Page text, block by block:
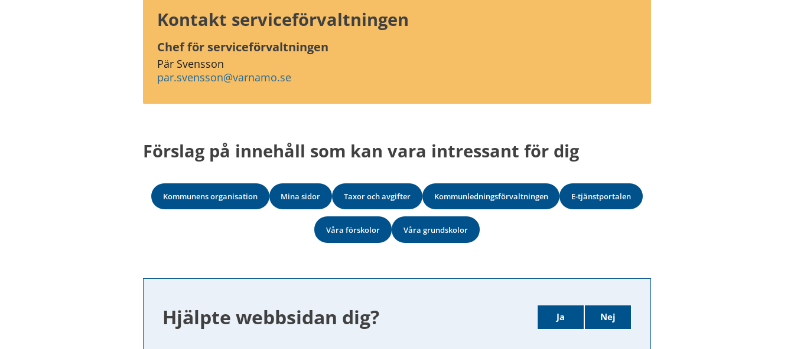
Kontakt serviceförvaltningen
Chef för serviceförvaltningen
Pär Svensson
par.svensson@varnamo.se
Förslag på innehåll som kan vara intressant för dig
Kommunens organisation Mina sidor Taxor och avgifter Kommunledningsförvaltningen E-tjänstportalen
Våra förskolor Våra grundskolor
Hjälpte webbsidan dig? Ja Nej